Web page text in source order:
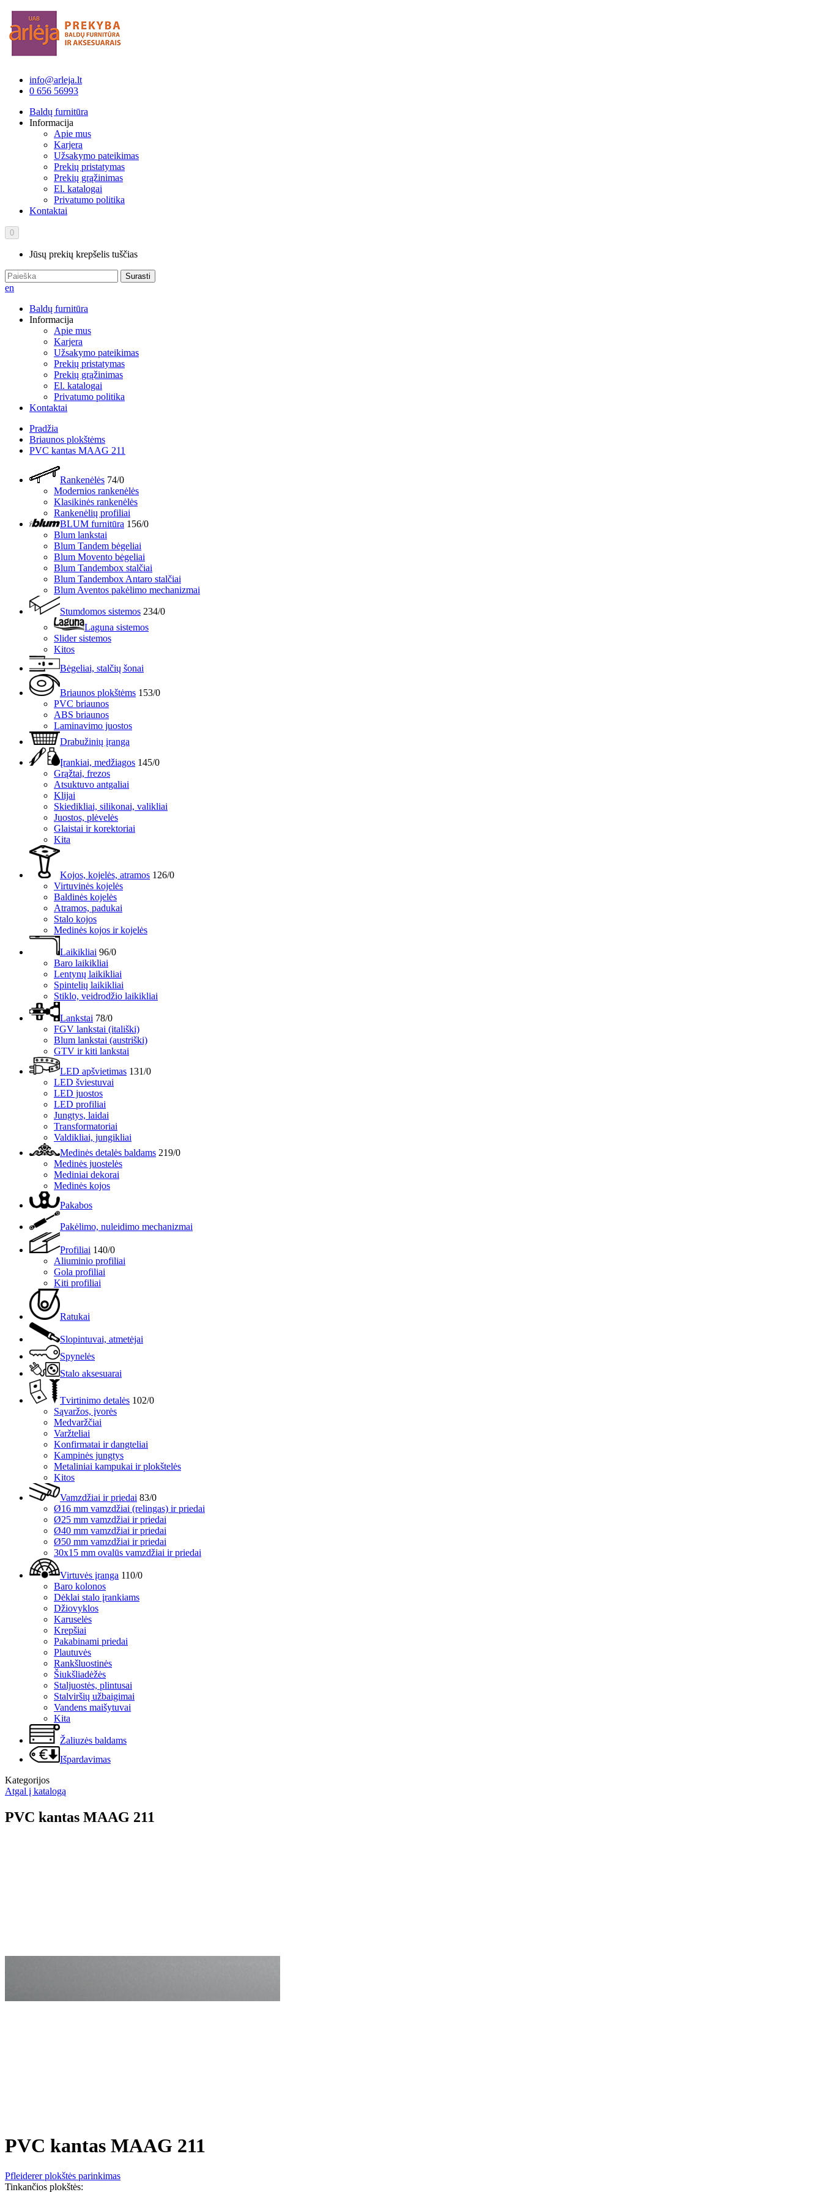
info@arleja.lt
0 656 56993
Baldų furnitūra
Informacija
Apie mus
Karjera
Užsakymo pateikimas
Prekių pristatymas
Prekių grąžinimas
El. katalogai
Privatumo politika
Kontaktai
0
Jūsų prekių krepšelis tuščias
Surasti
en
Baldų furnitūra
Informacija
Apie mus
Karjera
Užsakymo pateikimas
Prekių pristatymas
Prekių grąžinimas
El. katalogai
Privatumo politika
Kontaktai
Pradžia
Briaunos plokštėms
PVC kantas MAAG 211
Rankenėlės 74/0
Modernios rankenėlės
Klasikinės rankenėlės
Rankenėlių profiliai
BLUM furnitūra 156/0
Blum lankstai
Blum Tandem bėgeliai
Blum Movento bėgeliai
Blum Tandembox stalčiai
Blum Tandembox Antaro stalčiai
Blum Aventos pakėlimo mechanizmai
Stumdomos sistemos 234/0
Laguna sistemos
Slider sistemos
Kitos
Bėgeliai, stalčių šonai
Briaunos plokštėms 153/0
PVC briaunos
ABS briaunos
Laminavimo juostos
Drabužinių įranga
Įrankiai, medžiagos 145/0
Grąžtai, frezos
Atsuktuvo antgaliai
Klijai
Skiedikliai, silikonai, valikliai
Juostos, plėvelės
Glaistai ir korektoriai
Kita
Kojos, kojelės, atramos 126/0
Virtuvinės kojelės
Baldinės kojelės
Atramos, padukai
Stalo kojos
Medinės kojos ir kojelės
Laikikliai 96/0
Baro laikikliai
Lentynų laikikliai
Spintelių laikikliai
Stiklo, veidrodžio laikikliai
Lankstai 78/0
FGV lankstai (itališki)
Blum lankstai (austriški)
GTV ir kiti lankstai
LED apšvietimas 131/0
LED šviestuvai
LED juostos
LED profiliai
Jungtys, laidai
Transformatoriai
Valdikliai, jungikliai
Medinės detalės baldams 219/0
Medinės juostelės
Mediniai dekorai
Medinės kojos
Pakabos
Pakėlimo, nuleidimo mechanizmai
Profiliai 140/0
Aliuminio profiliai
Gola profiliai
Kiti profiliai
Ratukai
Slopintuvai, atmetėjai
Spynelės
Stalo aksesuarai
Tvirtinimo detalės 102/0
Sąvaržos, įvorės
Medvaržčiai
Varžteliai
Konfirmatai ir dangteliai
Kampinės jungtys
Metaliniai kampukai ir plokštelės
Kitos
Vamzdžiai ir priedai 83/0
Ø16 mm vamzdžiai (relingas) ir priedai
Ø25 mm vamzdžiai ir priedai
Ø40 mm vamzdžiai ir priedai
Ø50 mm vamzdžiai ir priedai
30x15 mm ovalūs vamzdžiai ir priedai
Virtuvės įranga 110/0
Baro kolonos
Dėklai stalo įrankiams
Džiovyklos
Karuselės
Krepšiai
Pakabinami priedai
Plautuvės
Rankšluostinės
Šiukšliadėžės
Staljuostės, plintusai
Stalviršių užbaigimai
Vandens maišytuvai
Kita
Žaliuzės baldams
Išpardavimas
Kategorijos
Atgal į katalogą
PVC kantas MAAG 211
PVC kantas MAAG 211
Pfleiderer plokštės parinkimas
Tinkančios plokštės: